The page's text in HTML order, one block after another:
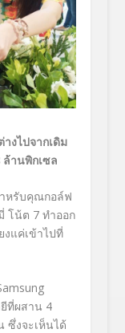
งไปจากเดิม
ล้านพิกเซล
หรับคุณกอล์ฟ
โน้ต 7 ทำออก
แค่เข้าไปที่
ยีที่ผสาน 4
ซึ่งจะเห็นได้